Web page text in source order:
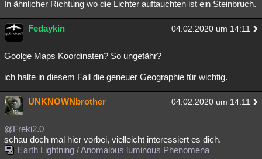
In ähnlicher Richtung wo die Lichter auftauchten ist ein Steinbruch.
Fedaykin 04.02.2020 um 14:11
Goolge Maps Koordinaten? So ungefähr?
ich halte in diesem Fall die geneuer Geographie für wichtig.
UNKNOWNbrother 04.02.2020 um 14:11
@Freki2.0
schau doch mal hier vorbei, vielleicht interessiert es dich.
Earth Lightning / Anomalous luminous Phenomena